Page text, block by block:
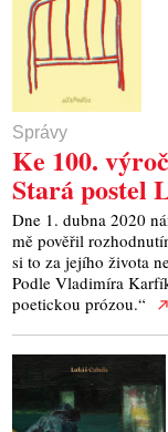
Správy
Ke 100.
Stará postel
Dne 1. dubna 2020
mě pověřil
si to za jejího života
Podle Vladimíra
poetickou prózou.“